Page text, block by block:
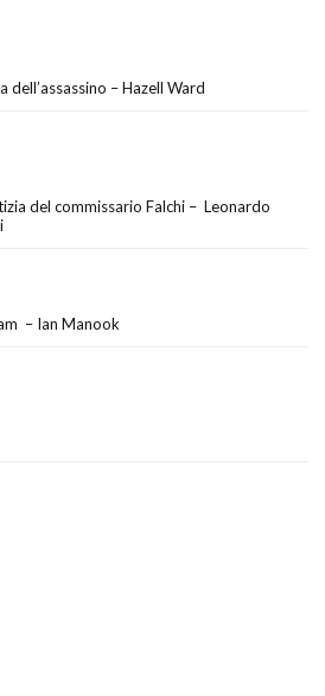
dell’assassino – Hazell Ward
del commissario Falchi – Leonardo
– Ian Manook